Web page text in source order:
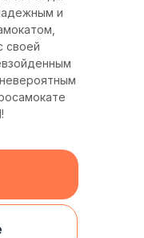
и
своей